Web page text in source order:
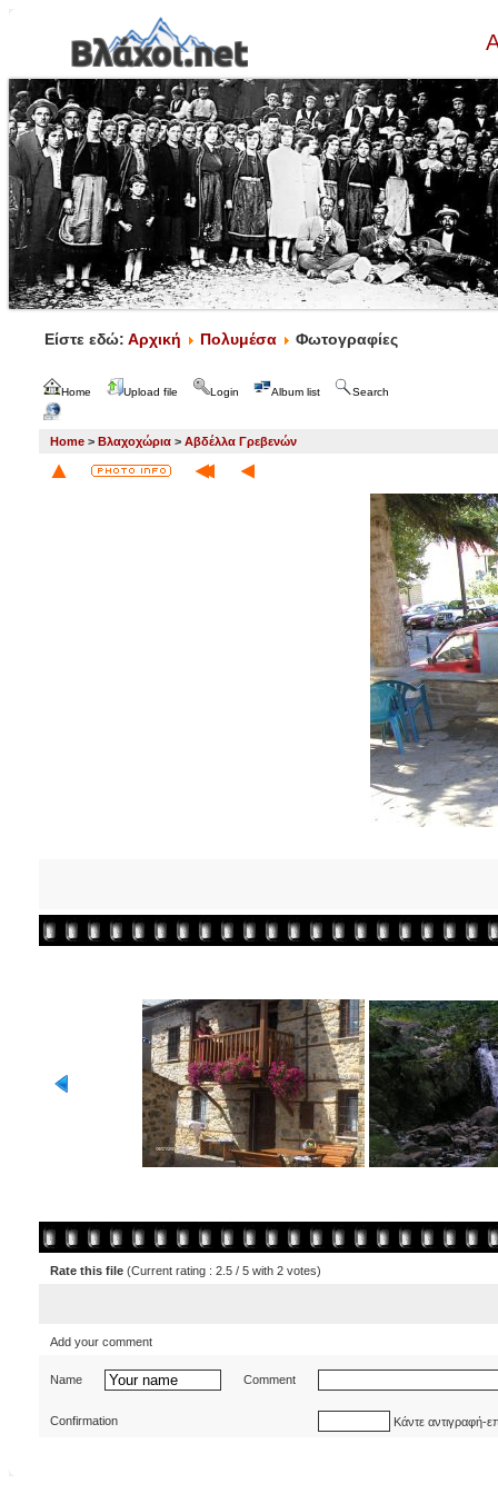
Είστε εδώ: Αρχική Πολυμέσα Φωτογραφίες
Home Upload file Login Album list Search
Home > Βλαχοχώρια > Αβδέλλα Γρεβενών
Rate this file (Current rating : 2.5 / 5 with 2 votes)
Add your comment
Name Comment
Confirmation Κάντε αντιγραφή-